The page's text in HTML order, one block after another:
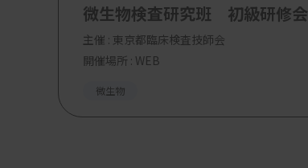
微生物検査研究班 初級研修会
主催 : 東京都臨床検査技師会
開催場所 : WEB
微生物